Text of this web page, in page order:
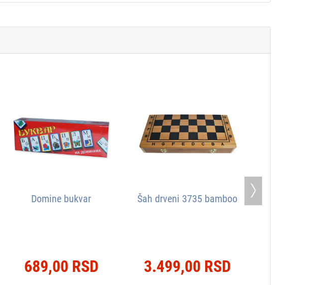
Domine bukvar
689,00 RSD
Šah drveni 3735 bamboo
3.499,00 RSD
Next